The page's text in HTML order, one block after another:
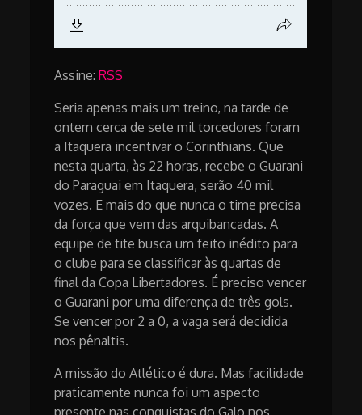
Assine:RSS
Seria apenas mais um treino, na tarde de
ontem cerca de sete mil torcedores foram
a Itaquera incentivar o Corinthians. Que
nesta quarta, às 22 horas, recebe o Guarani
do Paraguai em Itaquera, serão 40 mil
vozes. E mais do que nunca o time precisa
da força que vem das arquibancadas. A
equipe de tite busca um feito inédito para
o clube para se classificar às quartas de
final da Copa Libertadores. É preciso vencer
o Guarani por uma diferença de três gols.
Se vencer por 2 a 0, a vaga será decidida
nos pênaltis.
A missão do Atlético é dura. Mas facilidade
praticamente nunca foi um aspecto
presente nas conquistas do Galo nos